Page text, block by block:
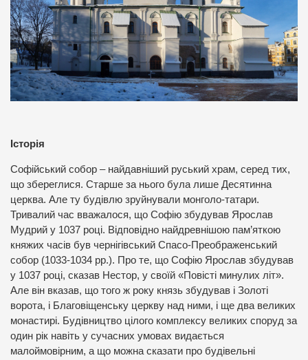
Історія
Софійський собор – найдавніший руський храм, серед тих,
що збереглися. Старше за нього була лише Десятинна
церква. Але ту будівлю зруйнували монголо-татари.
Тривалий час вважалося, що Софію збудував Ярослав
Мудрий у 1037 році. Відповідно найдревнішою пам’яткою
княжих часів був чернігівський Спасо-Преображенський
собор (1033-1034 рр.). Про те, що Софію Ярослав збудував
у 1037 році, сказав Нестор, у своїй «Повісті минулих літ».
Але він вказав, що того ж року князь збудував і Золоті
ворота, і Благовіщенську церкву над ними, і ще два великих
монастирі. Будівництво цілого комплексу великих споруд за
один рік навіть у сучасних умовах видається
малоймовірним, а що можна сказати про будівельні